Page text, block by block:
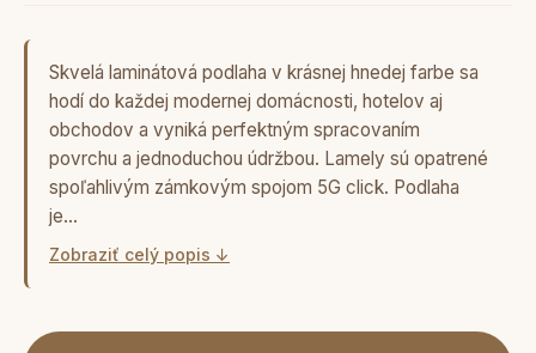
Skvelá laminátová podlaha v krásnej hnedej farbe sa
hodí do každej modernej domácnosti, hotelov aj
obchodov a vyniká perfektným spracovaním
povrchu a jednoduchou údržbou. Lamely sú opatrené
spoľahlivým zámkovým spojom 5G click. Podlaha
je…
Zobraziť celý popis ↓